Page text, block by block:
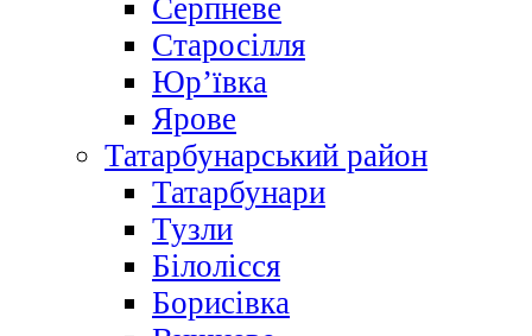
Серпневе
Старосілля
Юр’ївка
Ярове
Татарбунарський район
Татарбунари
Тузли
Білолісся
Борисівка